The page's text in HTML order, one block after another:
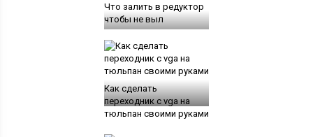
Что залить в редуктор
чтобы не выл
Как сделать
переходник с vga на
тюльпан своими руками